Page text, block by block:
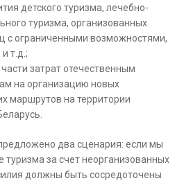
детского туризма, лечебно-
туризма, организованных
с ограниченными возможностями,
т.д.;
затрат отечественным
на организацию новых
маршрутов на территории
два сценария: если мы
туризма за счет неорганизованных
должны быть сосредоточены